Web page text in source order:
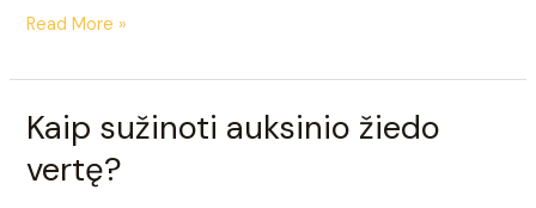
Read More »
Kaip sužinoti auksinio žiedo
vertę?
Kaip
sužinoti
auksinio